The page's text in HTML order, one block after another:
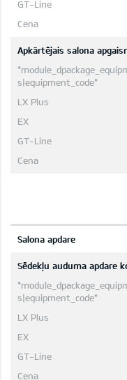
Apkārtējais salona
Salona apdare
Sēdekļu auduma apdare